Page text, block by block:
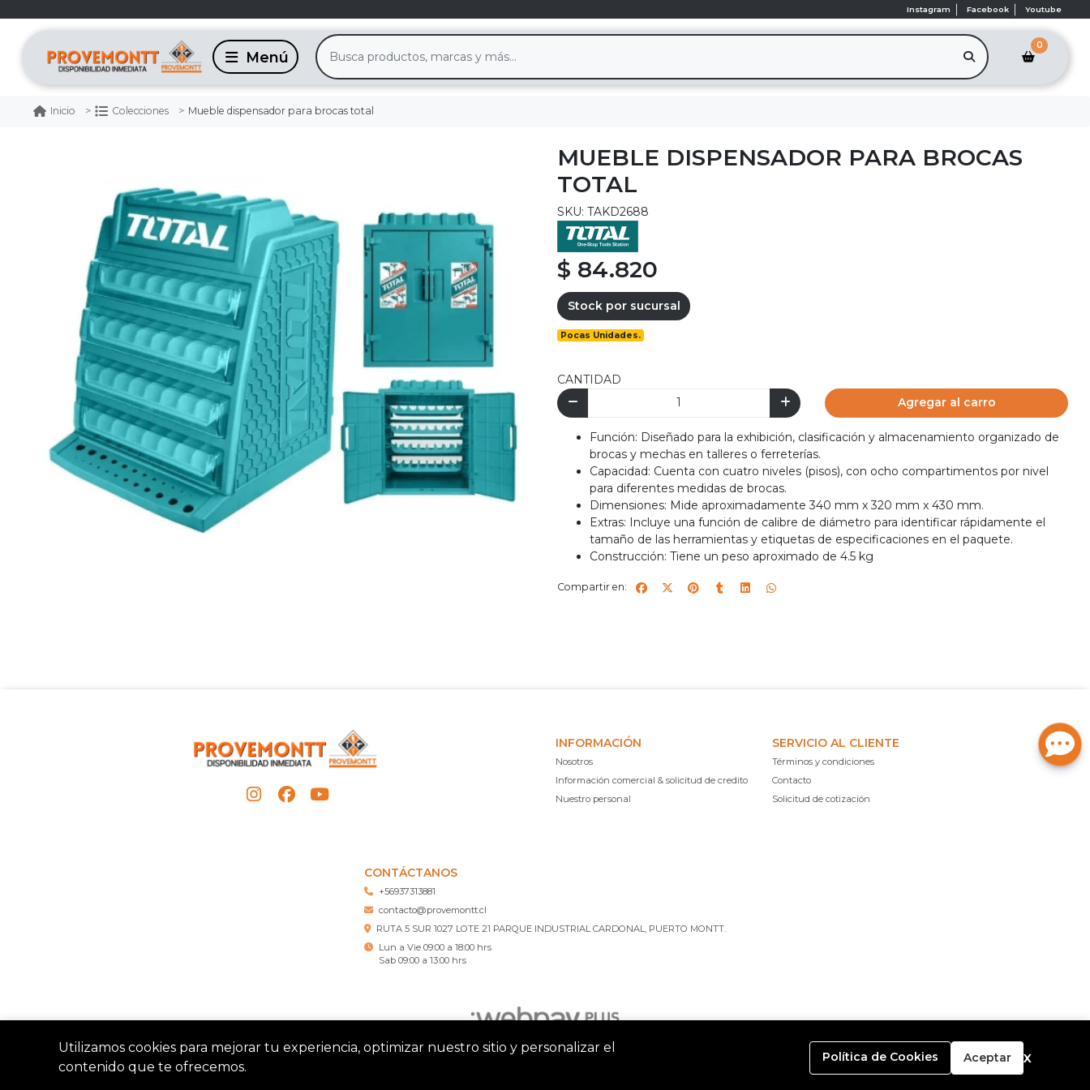
Instagram Facebook Youtube
0
Inicio Colecciones Mueble dispensador para brocas total
MUEBLE DISPENSADOR PARA BROCAS
TOTAL
SKU: TAKD2688
$ 84.820
Stock por sucursal
Pocas Unidades.
CANTIDAD
Agregar al carro
Función: Diseñado para la exhibición, clasificación y almacenamiento organizado de
brocas y mechas en talleres o ferreterías.
Capacidad: Cuenta con cuatro niveles (pisos), con ocho compartimentos por nivel
para diferentes medidas de brocas.
Dimensiones: Mide aproximadamente 340 mm x 320 mm x 430 mm.
Extras: Incluye una función de calibre de diámetro para identificar rápidamente el
tamaño de las herramientas y etiquetas de especificaciones en el paquete.
Construcción: Tiene un peso aproximado de 4.5 kg
Compartir en:
INFORMACIÓN
Nosotros
Información comercial & solicitud de credito
Nuestro personal
SERVICIO AL CLIENTE
Términos y condiciones
Contacto
Solicitud de cotización
CONTÁCTANOS
+56937313881
contacto@provemontt.cl
RUTA 5 SUR 1027 LOTE 21 PARQUE INDUSTRIAL CARDONAL, PUERTO MONTT.
Lun a Vie 09:00 a 18:00 hrs
Sab 09:00 a 13:00 hrs
Utilizamos cookies para mejorar tu experiencia, optimizar nuestro sitio y personalizar el
contenido que te ofrecemos.
Política de Cookies Aceptar x